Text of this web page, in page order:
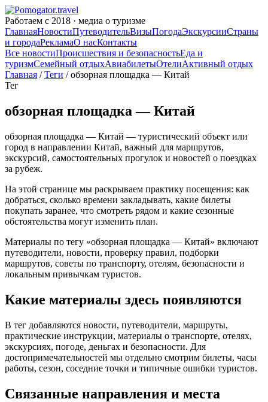
Работаем с 2018 · медиа о туризме
ГлавнаяНовостиПутеводительВизыПогодаЭкскурсииСтраны
и городаРекламаО насКонтакты
Все новостиПроисшествия и безопасностьЕда и
туризмСемейный отдыхАвиабилетыОтелиАктивный отдых
Главная /Теги / обзорная площадка — Китай
Тег
обзорная площадка — Китай
обзорная площадка — Китай — туристический объект или
город в направлении Китай, важный для маршрутов,
экскурсий, самостоятельных прогулок и новостей о поездках
за рубеж.
На этой странице мы раскрываем практику посещения: как
добраться, сколько времени закладывать, какие билеты
покупать заранее, что смотреть рядом и какие сезонные
обстоятельства могут изменить план.
Материалы по тегу «обзорная площадка — Китай» включают
путеводители, новости, проверку правил, подборки
маршрутов, советы по транспорту, отелям, безопасности и
локальным привычкам туристов.
Какие материалы здесь появляются
В тег добавляются новости, путеводители, маршруты,
практические инструкции, материалы о транспорте, отелях,
экскурсиях, погоде, деньгах и безопасности. Для
достопримечательностей мы отдельно смотрим билеты, часы
работы, сезон, соседние точки и типичные ошибки туристов.
Связанные направления и места